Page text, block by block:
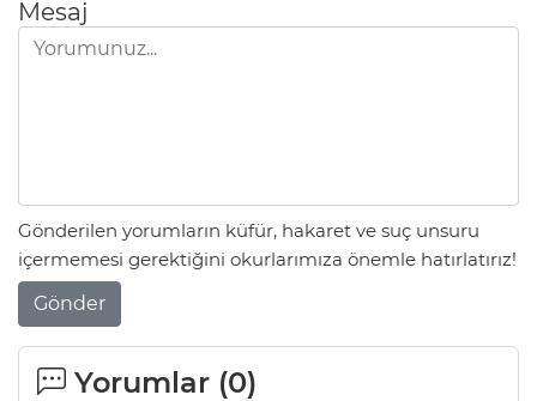
Mesaj
Gönderilen yorumların küfür, hakaret ve suç unsuru
içermemesi gerektiğini okurlarımıza önemle hatırlatırız!
Gönder
Yorumlar (0)